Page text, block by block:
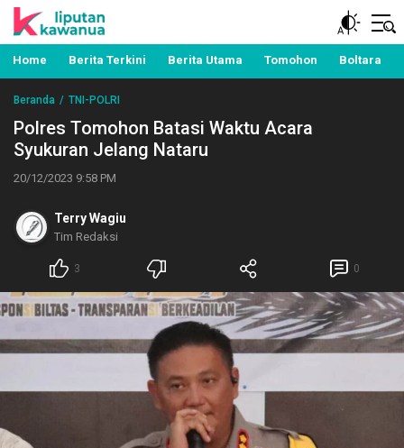
Liputan Kawanua
Berita Manado, Sulawesi Utara, Kawanua, Politik,
Pemerintahan, Hukum Kriminal dan Nasional
Home Berita Terkini Berita Utama Tomohon Boltara
Beranda TNI-POLRI
Polres Tomohon Batasi Waktu Acara
Syukuran Jelang Nataru
20/12/2023 9:58 PM
Terry Wagiu
Tim Redaksi
3 0